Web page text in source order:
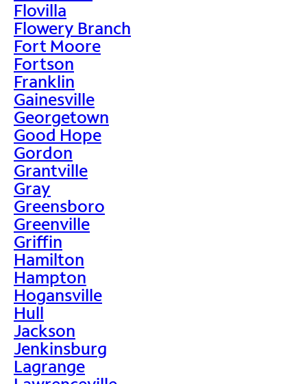
Flovilla
Flowery Branch
Fort Moore
Fortson
Franklin
Gainesville
Georgetown
Good Hope
Gordon
Grantville
Gray
Greensboro
Greenville
Griffin
Hamilton
Hampton
Hogansville
Hull
Jackson
Jenkinsburg
Lagrange